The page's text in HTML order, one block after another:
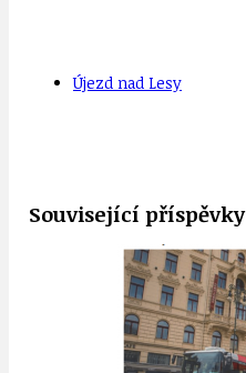
Újezd nad Lesy
Související příspěvky